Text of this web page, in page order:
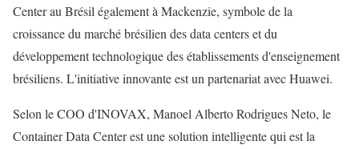
Center au Brésil également à Mackenzie, symbole de la
croissance du marché brésilien des data centers et du
développement technologique des établissements d'enseignement
brésiliens. L'initiative innovante est un partenariat avec Huawei.
Selon le COO d'INOVAX, Manoel Alberto Rodrigues Neto, le
Container Data Center est une solution intelligente qui est la